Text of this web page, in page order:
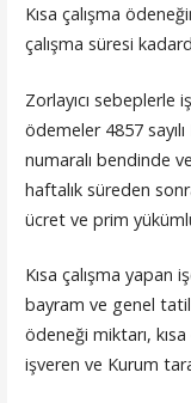
Kısa çalışma
çalışma süresi
Zorlayıcı sebeplerle
ödemeler 4857
numaralı bendinde
haftalık süreden
ücret ve prim
Kısa çalışma yapan
bayram ve genel tatil
ödeneği miktarı,
işveren ve Kurum